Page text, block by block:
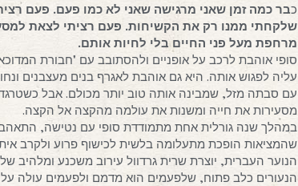
כבר כמה זמן שאני מרגישה שאני לא כמו פעם. פעם
שלקחתי ממנו רק את הקשיחות. פעם רציתי לצאת
מרחפת מעל פני החיים בלי לחיות אותם.
סופי אוהבת לרכב על אופניים ולהסתובב עם "חבורת
עליה לפגוש אותה. היא גם אוהבת לאגרף בנים מעצבנים
עם סבתה מזל, שמבינה אותה טוב יותר מכולם. אבל
מסעירות את חייה ומשנות את עולמה מהקצה אל הקצה.
במהלך שנה גורלית אחת מתמודדת סופי עם נטישה,
שהמציאות הופכת מתעלומה בלשית לכישוף פרוע ולקרב
הנוער העברית, יוצרת שרית גרדוול עירוב משכנע ומלהיב
הנעורים כלב פתוח, שלפעמים הוא מדמם ולפעמים עולה על